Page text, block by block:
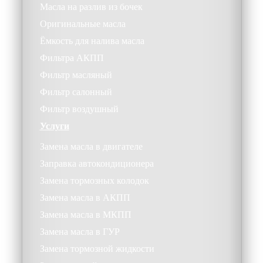
Масла на разлив из бочек
Оригинальные масла
Ёмкость для налива масла
Фильтра АКПП
Фильтр масляный
Фильтр салонный
Фильтр воздушный
Услуги
Замена масла в двигателе
Заправка автокондиционера
Замена тормозных колодок
Замена масла в АКПП
Замена масла в МКПП
Замена масла в ГУР
Замена тормозной жидкости